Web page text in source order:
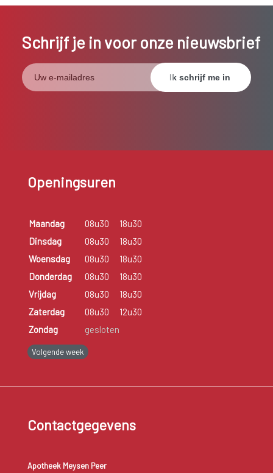
Schrijf je in voor onze nieuwsbrief
Openingsuren
Maandag 08u30
18u30
Dinsdag
08u30
18u30
Woensdag
08u30
18u30
Donderdag
08u30
18u30
Vrijdag
08u30
18u30
Zaterdag
08u30
12u30
Zondag
gesloten
Volgende week
Contactgegevens
Apotheek Meysen Peer